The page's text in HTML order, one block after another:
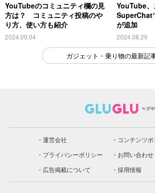
YouTubeのコミュニティ欄の見
方は？ コミュニティ投稿のや
り方、使い方も紹介
2024.09.04
YouTube
SuperChat
が追加
2024.08.29
ガジェット・乗り物の最新記
運営会社
コンテンツ
プライバシーポリシー
お問い合わせ
広告掲載について
採用情報